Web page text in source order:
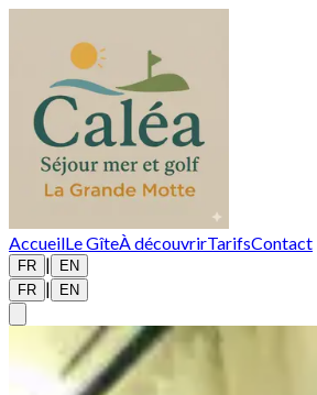
AccueilLe GîteÀ découvrirTarifsContact
FR |
EN
FR | EN